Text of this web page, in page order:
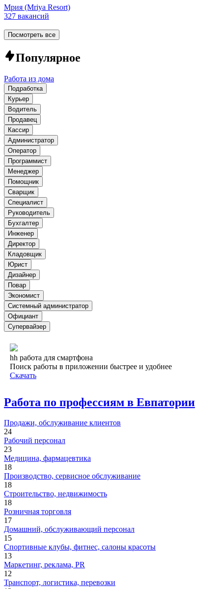
Мрия (Mriya Resort)
327 вакансий
Посмотреть все
Популярное
Работа из дома
Подработка
Курьер
Водитель
Продавец
Кассир
Администратор
Оператор
Программист
Менеджер
Помощник
Сварщик
Специалист
Руководитель
Бухгалтер
Инженер
Директор
Кладовщик
Юрист
Дизайнер
Повар
Экономист
Системный администратор
Официант
Супервайзер
hh работа для смартфона
Поиск работы в приложении быстрее и удобнее
Скачать
Работа по профессиям в Евпатории
Продажи, обслуживание клиентов
24
Рабочий персонал
23
Медицина, фармацевтика
18
Производство, сервисное обслуживание
18
Строительство, недвижимость
18
Розничная торговля
17
Домашний, обслуживающий персонал
15
Спортивные клубы, фитнес, салоны красоты
13
Маркетинг, реклама, PR
12
Транспорт, логистика, перевозки